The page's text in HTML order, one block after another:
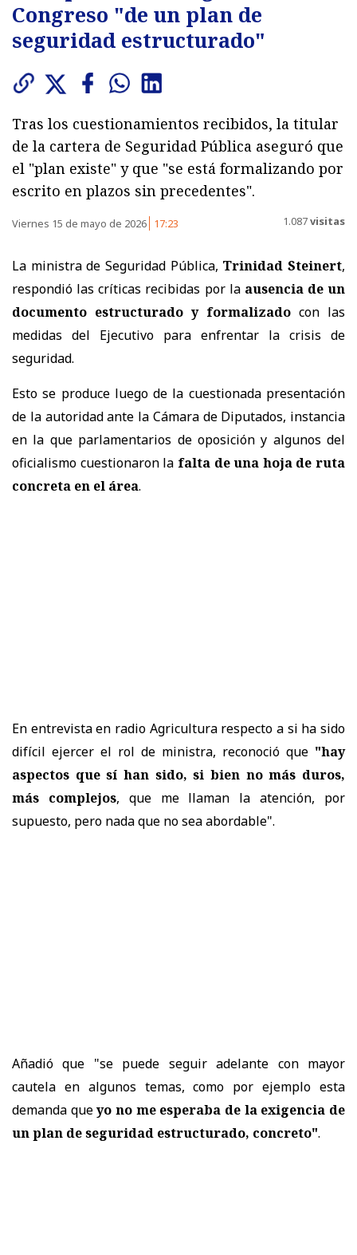
Congreso "de un plan de
seguridad estructurado"
Tras los cuestionamientos recibidos, la titular
de la cartera de Seguridad Pública aseguró que
el "plan existe" y que "se está formalizando por
escrito en plazos sin precedentes".
Viernes 15 de mayo de 2026 17:23 1.087visitas
La ministra de Seguridad Pública, Trinidad Steinert,
respondió las críticas recibidas por la ausencia de un
documento estructurado y formalizado con las
medidas del Ejecutivo para enfrentar la crisis de
seguridad.
Esto se produce luego de la cuestionada presentación
de la autoridad ante la Cámara de Diputados, instancia
en la que parlamentarios de oposición y algunos del
oficialismo cuestionaron la falta de una hoja de ruta
concreta en el área.
En entrevista en radio Agricultura respecto a si ha sido
difícil ejercer el rol de ministra, reconoció que "hay
aspectos que sí han sido, si bien no más duros,
más complejos, que me llaman la atención, por
supuesto, pero nada que no sea abordable".
Añadió que "se puede seguir adelante con mayor
cautela en algunos temas, como por ejemplo esta
demanda que yo no me esperaba de la exigencia de
un plan de seguridad estructurado, concreto".